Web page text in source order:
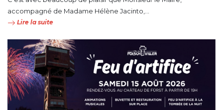
accompagné de Madame Hélène Jacinto,...
Lire la suite